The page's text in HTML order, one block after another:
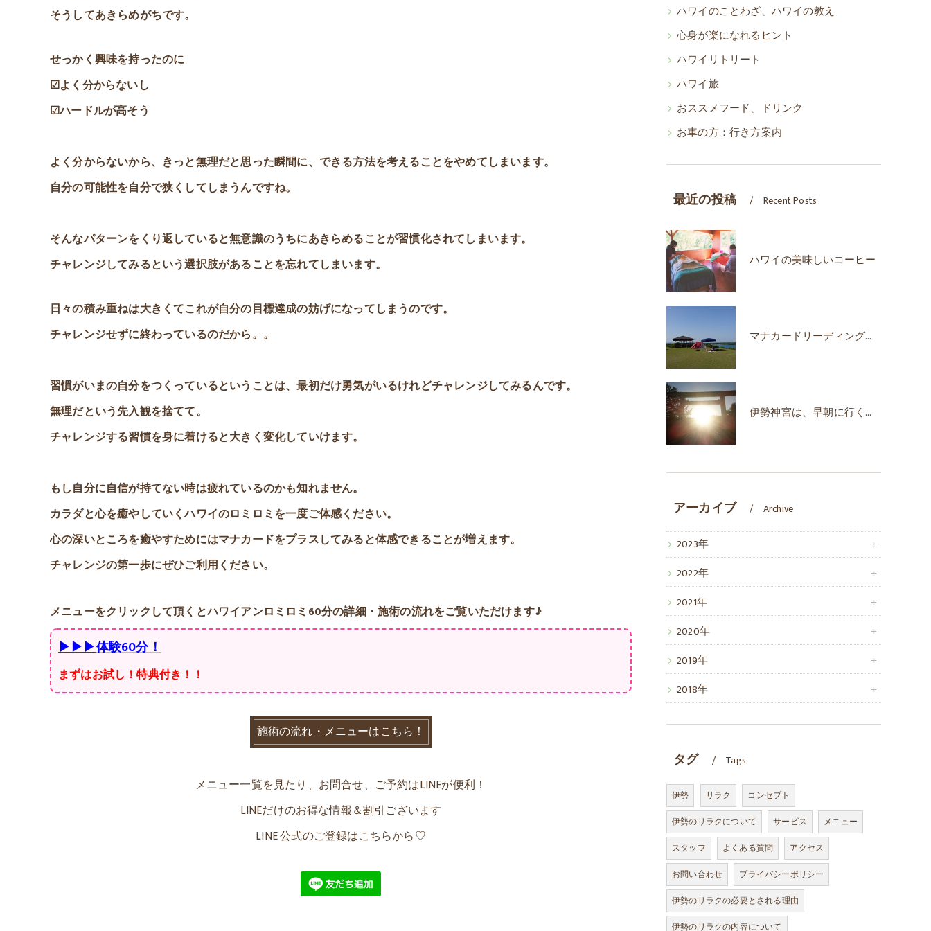
そうしてあきらめがちです。
せっかく興味を持ったのに
☑よく分からないし
☑ハードルが高そう
よく分からないから、きっと無理だと思った瞬間に、できる方法を考えることをやめてしまいます。
自分の可能性を自分で狭くしてしまうんですね。
そんなパターンをくり返していると無意識のうちにあきらめることが習慣化されてしまいます。
チャレンジしてみるという選択肢があることを忘れてしまいます。
日々の積み重ねは大きくてこれが自分の目標達成の妨げになってしまうのです。
チャレンジせずに終わっているのだから。。
習慣がいまの自分をつくっているということは、最初だけ勇気がいるけれどチャレンジしてみるんです。
無理だという先入観を捨てて。
チャレンジする習慣を身に着けると大きく変化していけます。
もし自分に自信が持てない時は疲れているのかも知れません。
カラダと心を癒やしていくハワイのロミロミを一度ご体感ください。
心の深いところを癒やすためにはマナカードをプラスしてみると体感できることが増えます。
チャレンジの第一歩にぜひご利用ください。
メニューをクリックして頂くとハワイアンロミロミ60分の詳細・施術の流れをご覧いただけます♪
▶▶▶体験60分！
まずはお試し！特典付き！！
施術の流れ・メニューはこちら！
メニュー一覧を見たり、お問合せ、ご予約はLINEが便利！
LINEだけのお得な情報＆割引ございます
LINE 公式のご登録はこちらから♡
ハワイのことわざ、ハワイの教え
心身が楽になれるヒント
ハワイリトリート
ハワイ旅
おススメフード、ドリンク
お車の方：行き方案内
最近の投稿 Recent Posts
ハワイの美味しいコーヒー
マナカードリーディングで自己肯定感が上がった！
伊勢神宮は、早朝に行くのがオススメな時期♪
アーカイブ Archive
2023年
2022年
2021年
2020年
2019年
2018年
タグ Tags
伊勢 リラク
コンセプト
伊勢のリラクについて
サービス
メニュー
スタッフ
よくある質問
アクセス
お問い合わせ
プライバシーポリシー
伊勢のリラクの必要とされる理由
伊勢のリラクの内容について